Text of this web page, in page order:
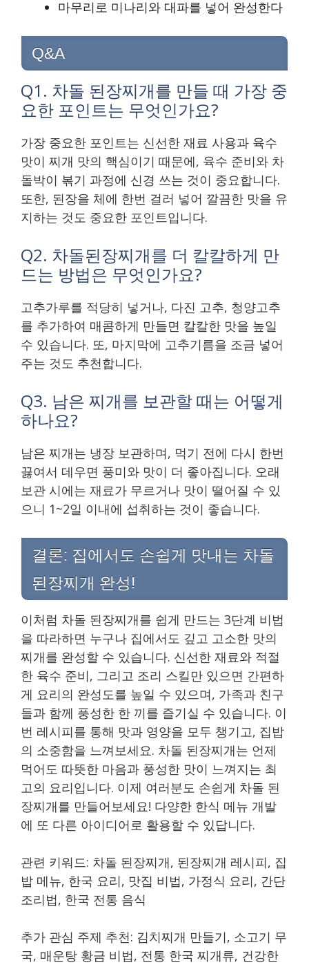
마무리로 미나리와 대파를 넣어 완성한다
Q&A
Q1. 차돌 된장찌개를 만들 때 가장 중
요한 포인트는 무엇인가요?
가장 중요한 포인트는 신선한 재료 사용과 육수
맛이 찌개 맛의 핵심이기 때문에, 육수 준비와 차
돌박이 볶기 과정에 신경 쓰는 것이 중요합니다.
또한, 된장을 체에 한번 걸러 넣어 깔끔한 맛을 유
지하는 것도 중요한 포인트입니다.
Q2. 차돌된장찌개를 더 칼칼하게 만
드는 방법은 무엇인가요?
고추가루를 적당히 넣거나, 다진 고추, 청양고추
를 추가하여 매콤하게 만들면 칼칼한 맛을 높일
수 있습니다. 또, 마지막에 고추기름을 조금 넣어
주는 것도 추천합니다.
Q3. 남은 찌개를 보관할 때는 어떻게
하나요?
남은 찌개는 냉장 보관하며, 먹기 전에 다시 한번
끓여서 데우면 풍미와 맛이 더 좋아집니다. 오래
보관 시에는 재료가 무르거나 맛이 떨어질 수 있
으니 1~2일 이내에 섭취하는 것이 좋습니다.
결론: 집에서도 손쉽게 맛내는 차돌
된장찌개 완성!
이처럼 차돌 된장찌개를 쉽게 만드는 3단계 비법
을 따라하면 누구나 집에서도 깊고 고소한 맛의
찌개를 완성할 수 있습니다. 신선한 재료와 적절
한 육수 준비, 그리고 조리 스킬만 있으면 간편하
게 요리의 완성도를 높일 수 있으며, 가족과 친구
들과 함께 풍성한 한 끼를 즐기실 수 있습니다. 이
번 레시피를 통해 맛과 영양을 모두 챙기고, 집밥
의 소중함을 느껴보세요. 차돌 된장찌개는 언제
먹어도 따뜻한 마음과 풍성한 맛이 느껴지는 최
고의 요리입니다. 이제 여러분도 손쉽게 차돌 된
장찌개를 만들어보세요! 다양한 한식 메뉴 개발
에 또 다른 아이디어로 활용할 수 있답니다.
관련 키워드: 차돌 된장찌개, 된장찌개 레시피, 집
밥 메뉴, 한국 요리, 맛집 비법, 가정식 요리, 간단
조리법, 한국 전통 음식
추가 관심 주제 추천: 김치찌개 만들기, 소고기 무
국, 매운탕 황금 비법, 전통 한국 찌개류, 건강한